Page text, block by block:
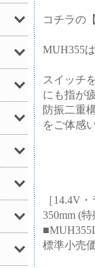
コチラの
MUH355
スイッチ
にも指が
防振二重
をご体感
［14.4V
350mm (
標準小売